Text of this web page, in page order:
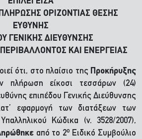
ΟΡΙΖΟΝΤΙΑΣ ΘΕΣΗΣ
ΕΥΘΥΝΗΣ
ΓΕΝΙΚΗΣ ΔΙΕΥΘΥΝΣΗΣ
ΚΑΙ ΕΝΕΡΓΕΙΑΣ
ότι, στο πλαίσιο της Προκήρυξης
πλήρωση είκοσι τεσσάρων (24)
επιπέδου Γενικής Διεύθυνσης
εφαρμογή των διατάξεων των
Κώδικα (ν. 3528/2007),
από το 2ο Ειδικό Συμβούλιο